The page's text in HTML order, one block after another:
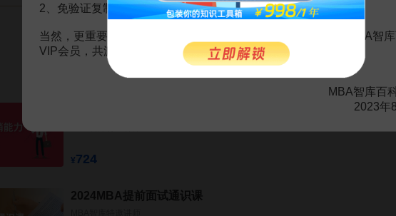
MBA智库特邀讲师
¥724
2024MBA提前面试通识课
2、免验证复制。
当然，更重要的是长期以来您对百科频道的支持。诚邀您加入MBA智
VIP会员，共渡难关，共同见证彼此的成长和进步！
MBA智库百
2023年